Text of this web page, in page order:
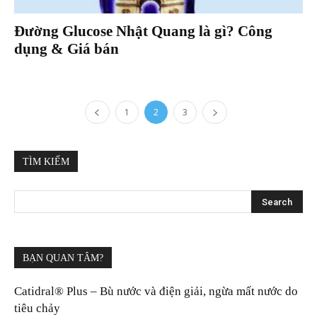
Đường Glucose Nhật Quang là gì? Công
dụng & Giá bán
1 2 3
TÌM KIẾM
BẠN QUAN TÂM?
Catidral® Plus – Bù nước và điện giải, ngừa mất nước do
tiêu chảy